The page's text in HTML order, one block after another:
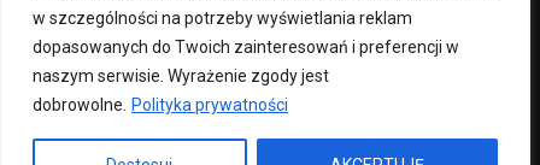
w szczególności na potrzeby wyświetlania reklam
dopasowanych do Twoich zainteresowań i preferencji w
naszym serwisie. Wyrażenie zgody jest
dobrowolne.
Polityka prywatności
Kontakt O nas Patronat medialny